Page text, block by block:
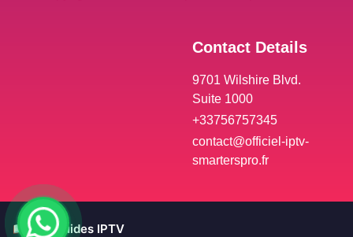
Contact Details
9701 Wilshire Blvd.
Suite 1000
+33756757345
contact@officiel-iptv-
smarterspro.fr
📖 Nos guides IPTV